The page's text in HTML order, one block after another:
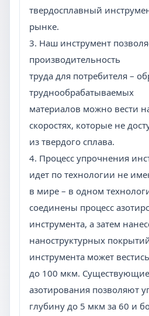
твердосплавный
рынке.
3. Наш инструмент
производительность
труда для потребителя –
труднообрабатываемых
материалов можно вести
скоростях, которые не
из твердого сплава.
4. Процесс упрочнения
идет по технологии не
в мире – в одном
соединены процесс
инструмента, а затем
наноструктурных
инструмента может
до 100 мкм.
азотирования позволяют
глубину до 5 мкм за 60 и